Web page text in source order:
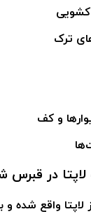
کشویی
ترک
و کف
در قبرس
لاپتا واقع